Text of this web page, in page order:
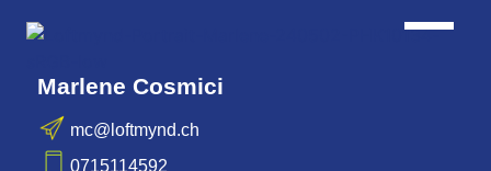
Marlene Cosmici
mc@loftmynd.ch
0715114592